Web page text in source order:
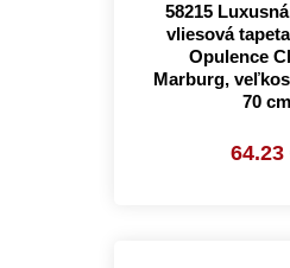
58215
vliesová
Opulence
Marburg,
70 cm
64.23